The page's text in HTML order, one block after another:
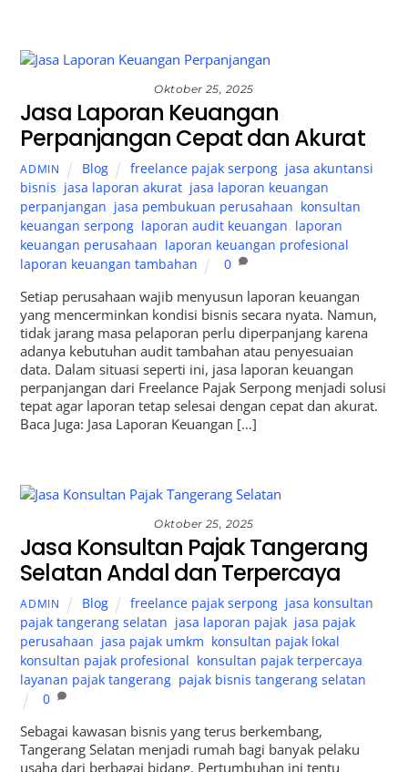
Oktober 25, 2025
Jasa Laporan Keuangan
Perpanjangan Cepat dan Akurat
ADMIN Blog freelance pajak serpong, jasa akuntansi
bisnis jasa laporan akurat jasa laporan keuangan
perpanjangan jasa pembukuan perusahaan
konsultan
keuangan serpong
laporan audit keuangan
laporan
keuangan perusahaan
laporan keuangan profesional
laporan keuangan tambahan
0
Setiap perusahaan wajib menyusun laporan keuangan
yang mencerminkan kondisi bisnis secara nyata. Namun,
tidak jarang masa pelaporan perlu diperpanjang karena
adanya kebutuhan audit tambahan atau penyesuaian
data. Dalam situasi seperti ini, jasa laporan keuangan
perpanjangan dari Freelance Pajak Serpong menjadi solusi
tepat agar laporan tetap selesai dengan cepat dan akurat.
Baca Juga: Jasa Laporan Keuangan […]
Oktober 25, 2025
Jasa Konsultan Pajak Tangerang
Selatan Andal dan Terpercaya
ADMIN Blog freelance pajak serpong, jasa konsultan
pajak tangerang selatan jasa laporan pajak jasa pajak
perusahaan jasa pajak umkm konsultan pajak lokal
konsultan pajak profesional
konsultan pajak terpercaya
layanan pajak tangerang pajak bisnis tangerang selatan
0
Sebagai kawasan bisnis yang terus berkembang,
Tangerang Selatan menjadi rumah bagi banyak pelaku
usaha dari berbagai bidang. Pertumbuhan ini tentu